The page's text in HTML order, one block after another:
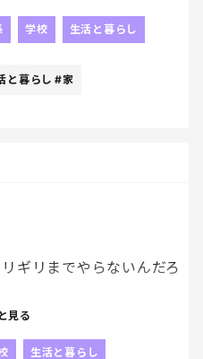
いた通り、
！？笑
学校 生活と暮らし
と暮らし #家
ギリまでやらないんだろ
見る
生活と暮らし